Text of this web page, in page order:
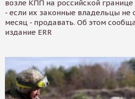
возле КПП на российской
- если их законные владельцы не
месяц - продавать. Об этом
издание ERR